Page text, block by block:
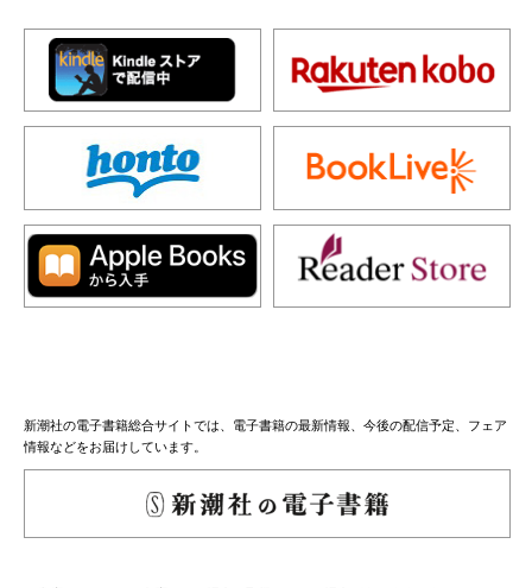
新潮社の電子書籍総合サイトでは、電子書籍の最新情報、今後の配信予定、フェア
情報などをお届けしています。